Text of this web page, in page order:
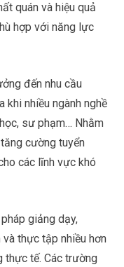
quán và hiệu quả
hợp với năng lực
đến nhu cầu
nhiều ngành nghề
sư phạm… Nhằm
cường tuyển
các lĩnh vực khó
giảng dạy,
thực tập nhiều hơn
thực tế. Các trường